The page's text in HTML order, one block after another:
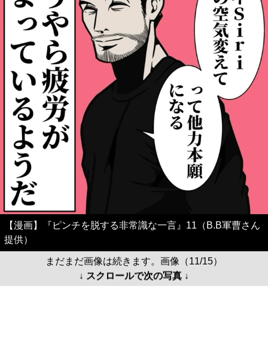
【漫画】『ピンチを脱する非常識な一言』11（B.B軍曹さん
提供）
まだまだ画像は続きます。画像（11/15）
↓ スクロールで次の写真 ↓